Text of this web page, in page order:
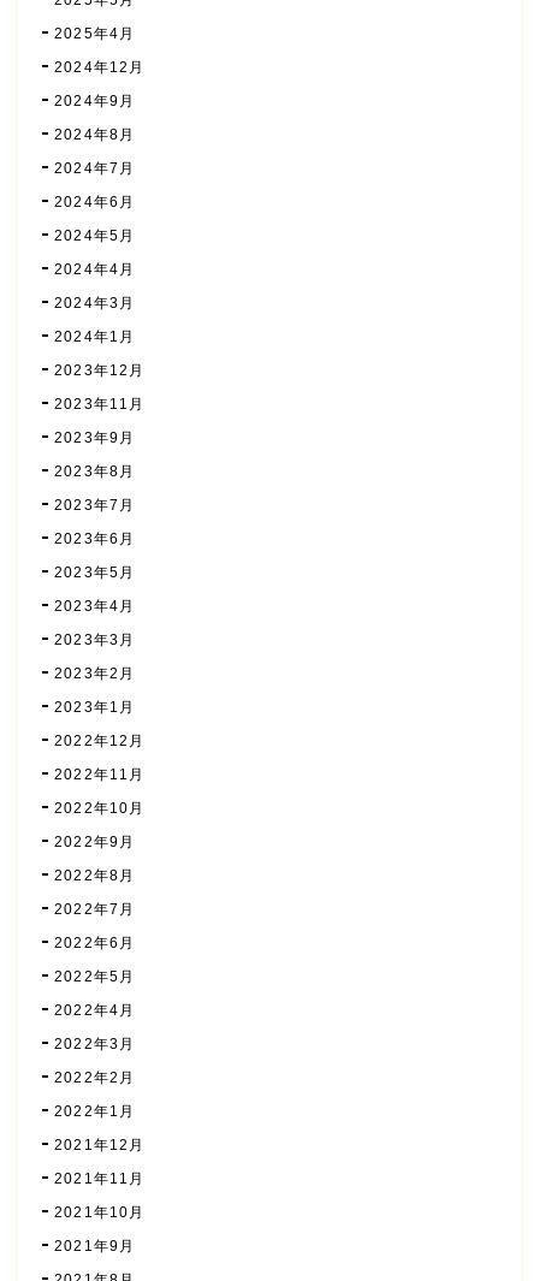
2025年4月
2024年12月
2024年9月
2024年8月
2024年7月
2024年6月
2024年5月
2024年4月
2024年3月
2024年1月
2023年12月
2023年11月
2023年9月
2023年8月
2023年7月
2023年6月
2023年5月
2023年4月
2023年3月
2023年2月
2023年1月
2022年12月
2022年11月
2022年10月
2022年9月
2022年8月
2022年7月
2022年6月
2022年5月
2022年4月
2022年3月
2022年2月
2022年1月
2021年12月
2021年11月
2021年10月
2021年9月